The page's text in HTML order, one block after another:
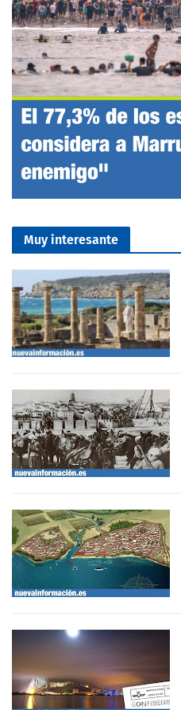
Muy interesante